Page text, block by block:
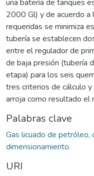
una batería de tanques
2000 Gl) y de acuerdo a
requeridas se minimiza
tubería se establecen
entre el regulador de
de baja presión (tubería
etapa) para los seis
tres criterios de cálculo
arroja como resultado el
Palabras clave
Gas licuado de petróleo,
dimensionamiento.
URI